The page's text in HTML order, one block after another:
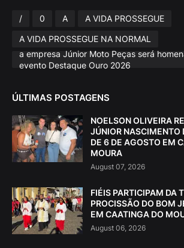
/ 0 A
A VIDA PROSSEGUE
A VIDA PROSSEGUE NA NORMAL
a empresa Júnior Moto Peças será
evento Destaque Ouro 2026
ÚLTIMAS POSTAGENS
NOELSON OLIVEIRA
JÚNIOR NASCIMENTO
DE 6 DE AGOSTO EM
MOURA
August 07, 2026
FIÉIS PARTICIPAM DA
PROCISSÃO DO BOM
EM CAATINGA DO
August 06, 2026